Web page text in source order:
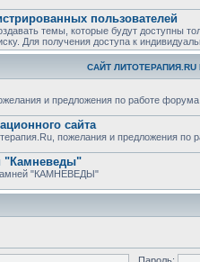
пользователей
темы, которые будут доступны
Для получения доступа к
САЙТ
и предложения по работе форума
сайта
пожелания и предложения по
"Камневеды"
"КАМНЕВЕДЫ"